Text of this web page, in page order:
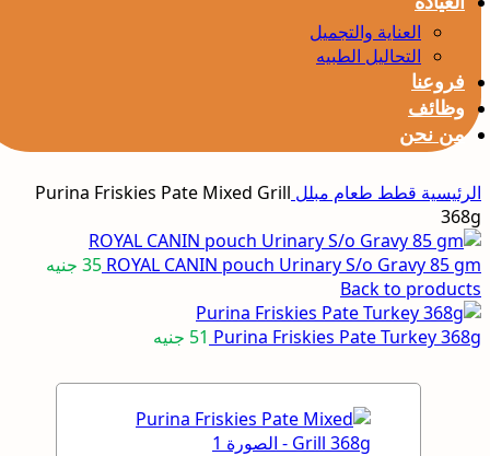
العناية والتجميل
التحاليل الطبيه
فروعنا
وظائف
من نحن
الرئيسية قطط طعام مبلل Purina Friskies Pate Mixed Grill
368g
ROYAL CANIN pouch Urinary S/o Gravy 85 gm
35 جنيه
Back to products
Purina Friskies Pate Turkey 368g
51 جنيه